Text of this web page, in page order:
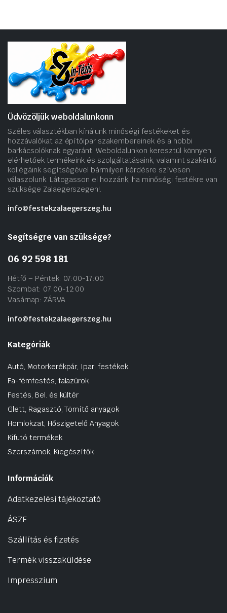
Üdvözöljük weboldalunkonn
Széles választékban kínálunk minőségi festékeket és
hozzávalókat az építőipar szakembereinek és a hobbi
barkácsolóknak egyaránt. Weboldalunkon keresztül könnyen
elérhetőek termékeink és szolgáltatásaink, valamint szakértő
kollégáink segítségével bármilyen kérdésre szívesen
válaszolunk. Látogasson el hozzánk, ha minőségi festékre van
szüksége Zalaegerszegen!.
info@festekzalaegerszeg.hu
Segítségre van szüksége?
06 92 598 181
Hétfő – Péntek: 07:00-17:00
Szombat: 07:00-12:00
Vasárnap: ZÁRVA
info@festekzalaegerszeg.hu
Kategóriák
Autó, Motorkerékpár, Ipari festékek
Fa-fémfestés, falazúrok
Festés, Bel. és kültér
Glett, Ragasztó, Tömítő anyagok
Homlokzat, Hőszigetelő Anyagok
Kifutó termékek
Szerszámok, Kiegészítők
Információk
Adatkezelési tájékoztató
ÁSZF
Szállítás és fizetés
Termék visszaküldése
Impresszium